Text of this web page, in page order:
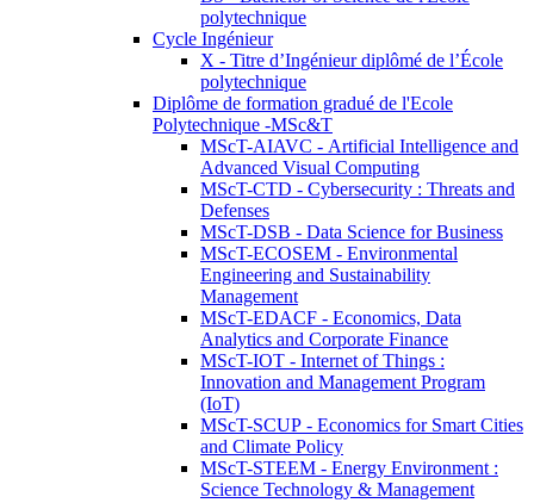
polytechnique
Cycle Ingénieur
X - Titre d’Ingénieur diplômé de l’École
polytechnique
Diplôme de formation gradué de l'Ecole
Polytechnique -MSc&T
MScT-AIAVC - Artificial Intelligence and
Advanced Visual Computing
MScT-CTD - Cybersecurity : Threats and
Defenses
MScT-DSB - Data Science for Business
MScT-ECOSEM - Environmental
Engineering and Sustainability
Management
MScT-EDACF - Economics, Data
Analytics and Corporate Finance
MScT-IOT - Internet of Things :
Innovation and Management Program
(IoT)
MScT-SCUP - Economics for Smart Cities
and Climate Policy
MScT-STEEM - Energy Environment :
Science Technology & Management